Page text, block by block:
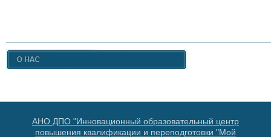
АНО ДПО "Инновационный образовательный центр
повышения квалификации и переподготовки "Мой